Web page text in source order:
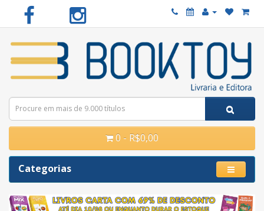
0 - R$0,00
Categorias